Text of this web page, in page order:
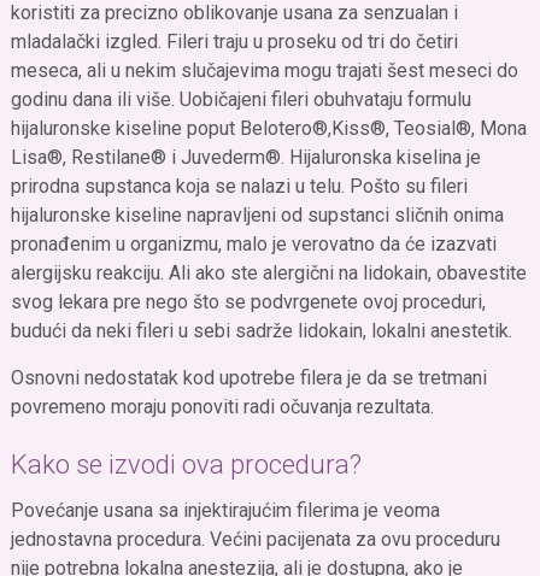
koristiti za precizno oblikovanje usana za senzualan i
mladalački izgled. Fileri traju u proseku od tri do četiri
meseca, ali u nekim slučajevima mogu trajati šest meseci do
godinu dana ili više. Uobičajeni fileri obuhvataju formulu
hijaluronske kiseline poput Belotero®,Kiss®, Teosial®, Mona
Lisa®, Restilane® i Juvederm®. Hijaluronska kiselina je
prirodna supstanca koja se nalazi u telu. Pošto su fileri
hijaluronske kiseline napravljeni od supstanci sličnih onima
pronađenim u organizmu, malo je verovatno da će izazvati
alergijsku reakciju. Ali ako ste alergični na lidokain, obavestite
svog lekara pre nego što se podvrgenete ovoj proceduri,
budući da neki fileri u sebi sadrže lidokain, lokalni anestetik.
Osnovni nedostatak kod upotrebe filera je da se tretmani
povremeno moraju ponoviti radi očuvanja rezultata.
Kako se izvodi ova procedura?
Povećanje usana sa injektirajućim filerima je veoma
jednostavna procedura. Većini pacijenata za ovu proceduru
nije potrebna lokalna anestezija, ali je dostupna, ako je